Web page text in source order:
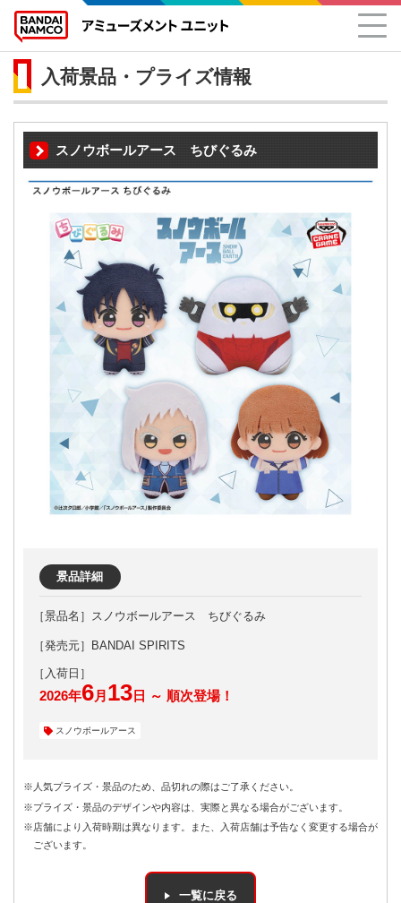
入荷景品・プライズ情報
スノウボールアース ちびぐるみ
景品詳細
スノウボールアース ちびぐるみ
［発売元］BANDAI SPIRITS
2026年6月 13日 ～ 順次登場！
スノウボールアース
※人気プライズ・景品のため、品切れの際はご了承ください。
※プライズ・景品のデザインや内容は、実際と異なる場合がございます。
※店舗により入荷時期は異なります。また、入荷店舗は予告なく変更する場合が
ございます。
一覧に戻る